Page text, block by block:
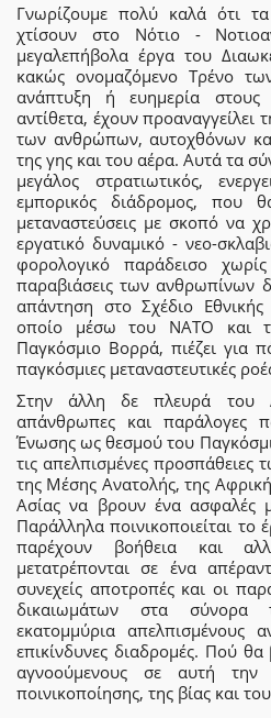
Γνωρίζουμε πολύ καλά ότι
χτίσουν στο Νότιο -
μεγαλεπήβολα έργα του
κακώς ονομαζόμενο Τρένο
ανάπτυξη ή ευημερία
αντίθετα, έχουν προαναγγείλει
των ανθρώπων, αυτοχθόνων
της γης και του αέρα. Αυτά τα
μεγάλος στρατιωτικός,
εμπορικός διάδρομος, που
μεταναστεύσεις με σκοπό να
εργατικό δυναμικό - νεο-
φορολογικό παράδεισο
παραβιάσεις των ανθρωπίνων
απάντηση στο Σχέδιο
οποίο μέσω του ΝΑΤΟ και
Παγκόσμιο Βορρά, πιέζει για
παγκόσμιες μεταναστευτικές
Στην άλλη δε πλευρά του
απάνθρωπες και παράλογες
Ένωσης ως θεσμού του
τις απελπισμένες
της Μέσης Ανατολής, της
Ασίας να βρουν ένα ασφαλές
Παράλληλα ποινικοποιείται
παρέχουν βοήθεια και
μετατρέπονται σε ένα
συνεχείς αποτροπές και οι
δικαιωμάτων στα σύνορα
εκατομμύρια
επικίνδυνες διαδρομές. Πού θα
αγνοούμενους σε αυτή
ποινικοποίησης, της βίας και